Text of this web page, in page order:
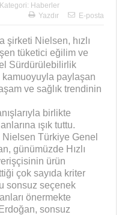
Kategori: Haberler
Yazdır
E-posta
şirketi Nielsen, hızlı
tüketici eğilim ve
Sürdürülebilirlik
kamuoyuyla paylaşan
ve sağlık trendinin
birlikte
ışık tuttu.
Nielsen Türkiye Genel
günümüzde Hızlı
ürün
çok sayıda kriter
sonsuz seçenek
önermekte
sonsuz